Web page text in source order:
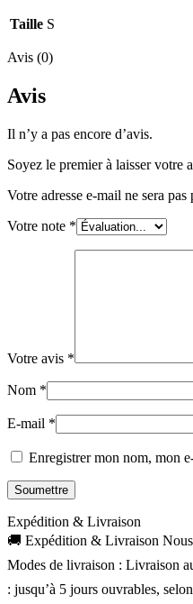
Taille S
Avis (0)
Avis
Il n’y a pas encore d’avis.
Soyez le premier à laisser
Votre adresse e-mail ne sera pas
Votre note *
Votre avis *
Nom *
E-mail *
Enregistrer mon nom, mon
Expédition & Livraison
🚚 Expédition & Livraison Nous
Modes de livraison : Livraison
: jusqu’à 5 jours ouvrables,